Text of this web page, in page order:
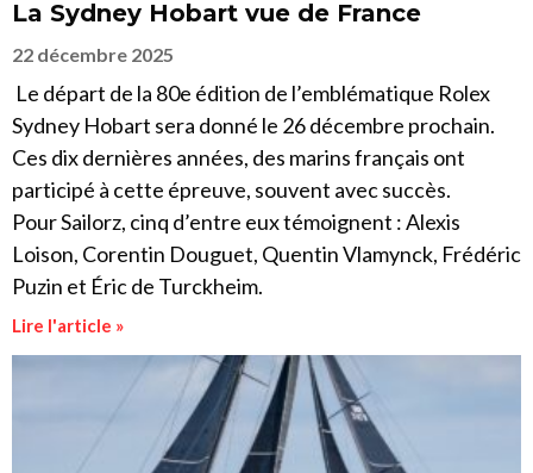
La Sydney Hobart vue de France
22 décembre 2025
Le départ de la 80e édition de l’emblématique Rolex
Sydney Hobart sera donné le 26 décembre prochain.
Ces dix dernières années, des marins français ont
participé à cette épreuve, souvent avec succès.
Pour Sailorz, cinq d’entre eux témoignent : Alexis
Loison, Corentin Douguet, Quentin Vlamynck, Frédéric
Puzin et Éric de Turckheim.
Lire l'article »